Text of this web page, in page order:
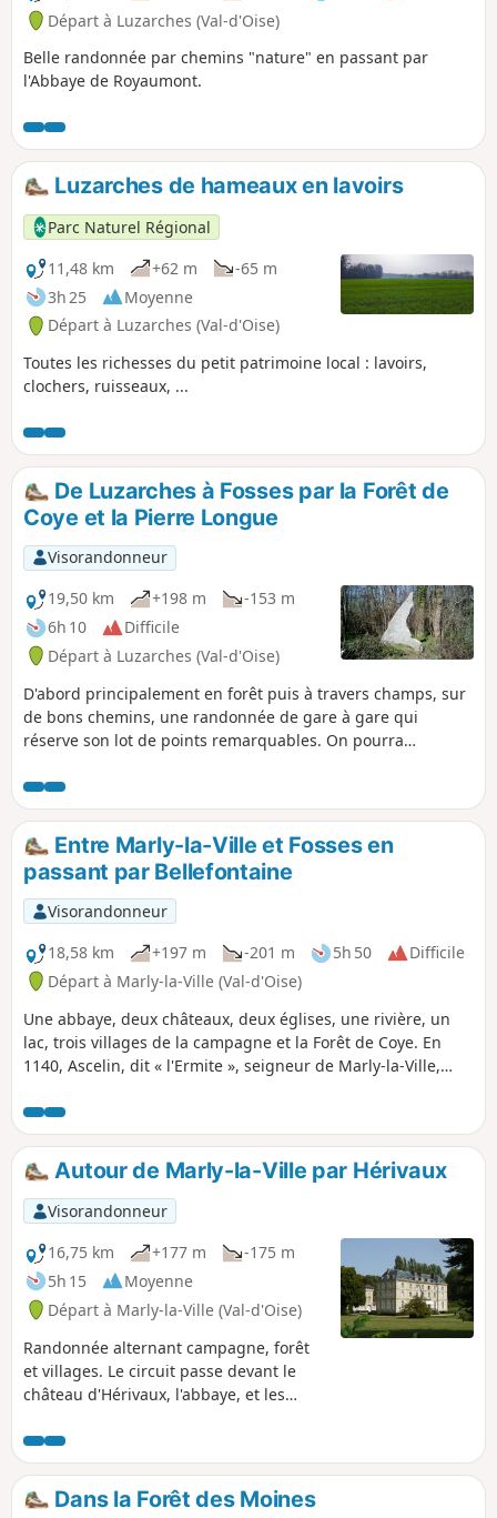
Départ à Luzarches (Val-d'Oise)
Belle randonnée par chemins "nature" en passant par
l'Abbaye de Royaumont.
Luzarches de hameaux en lavoirs
Parc Naturel Régional
11,48 km
+62 m
-65 m
3h 25
Moyenne
Départ à Luzarches (Val-d'Oise)
Toutes les richesses du petit patrimoine local : lavoirs,
clochers, ruisseaux, ...
De Luzarches à Fosses par la Forêt de
Coye et la Pierre Longue
Visorandonneur
19,50 km
+198 m
-153 m
6h 10
Difficile
Départ à Luzarches (Val-d'Oise)
D'abord principalement en forêt puis à travers champs, sur
de bons chemins, une randonnée de gare à gare qui
réserve son lot de points remarquables. On pourra
pigeonnier, une source et un menhir, ainsi qu'une curiosité
naturelle, les deux arbres entrelacés de la Forêt de Coye.
Entre Marly-la-Ville et Fosses en
passant par Bellefontaine
Visorandonneur
18,58 km
+197 m -201 m 5h 50
Difficile
Départ à Marly-la-Ville (Val-d'Oise)
Une abbaye, deux châteaux, deux églises, une rivière, un
lac, trois villages de la campagne et la Forêt de Coye. En
1140, Ascelin, dit « l'Ermite », seigneur de Marly-la-Ville,
inhospitalier (locum horroris et vaste solituninis) baptisé
Herremivallis, le val de l'ermite. Une partie du terrain lui
appartenait déjà, et les comtes de Beaumont et Clermont lui
cèdent volontiers les autres terres. Rejoint par d’autres
compagnons, ils défrichent le terrain situé dans une
dépression boisée formant vallon dans lequel coulent
plusieurs sources, et fondent l'abbaye d'Hérivaux.
Autour de Marly-la-Ville par Hérivaux
Visorandonneur
16,75 km
+177 m
-175 m
5h 15
Moyenne
Départ à Marly-la-Ville (Val-d'Oise)
Randonnée alternant campagne, forêt
et villages. Le circuit passe devant le
château d'Hérivaux, l'abbaye, et les
siècle (une borne marque
l'emplacement du moulin). Traversée du
village de Bellefontaine avec les rives de
l'Ysieux et le lac.
Dans la Forêt des Moines